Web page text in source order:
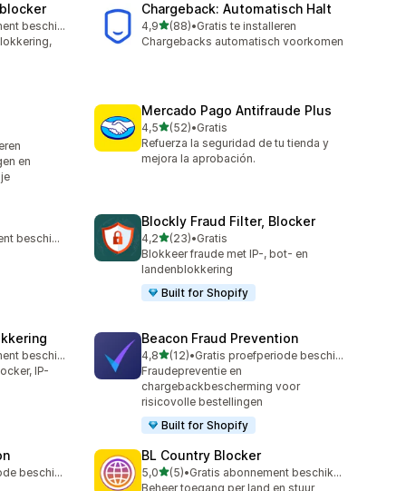
Gratis abonnement beschikbaar
Chargeback: Automatisch Halt
4,9van 5 sterren
(88)
88 recensies in totaal
•Gratis te installeren
Chargebacks automatisch voorkomen
en
Mercado Pago Antifraude Plus
4,5van 5 sterren
(52)
52 recensies in totaal
•Gratis
Refuerza la seguridad de tu tienda y
mejora la aprobación.
Gratis abonnement beschikbaar
Blockly Fraud Filter, Blocker
4,2van 5 sterren
(23)
23 recensies in totaal
•Gratis
Blokkeer fraude met IP-, bot- en
landenblokkering
Built for Shopify
Gratis abonnement beschikbaar
IP-
Beacon Fraud Prevention
4,8van 5 sterren
(12)
12 recensies in totaal
•
Gratis proefperiode beschikbaar
Fraudepreventie en
chargebackbescherming voor
risicovolle bestellingen
Built for Shopify
Gratis proefperiode beschikbaar
BL Country Blocker
5,0van 5 sterren
(5)
5 recensies in totaal
•
Gratis abonnement beschikbaar
Beheer toegang per land en stuur